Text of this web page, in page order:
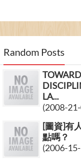
Random Posts
LA...
(2008-
[圖資]有
點嗎？
(2006-